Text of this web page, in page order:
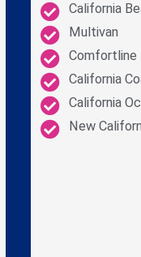
California
Multivan
Comfortline
California
California
New